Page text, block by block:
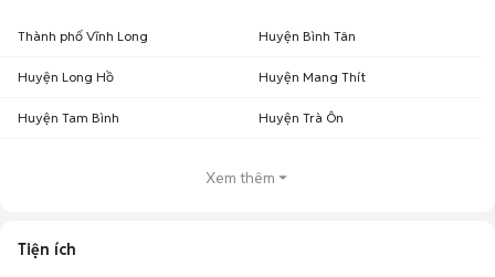
Thành phố Vĩnh Long Huyện Bình Tân
Huyện Long Hồ Huyện Mang Thít
Huyện Tam Bình Huyện Trà Ôn
Xem thêm
Tiện ích